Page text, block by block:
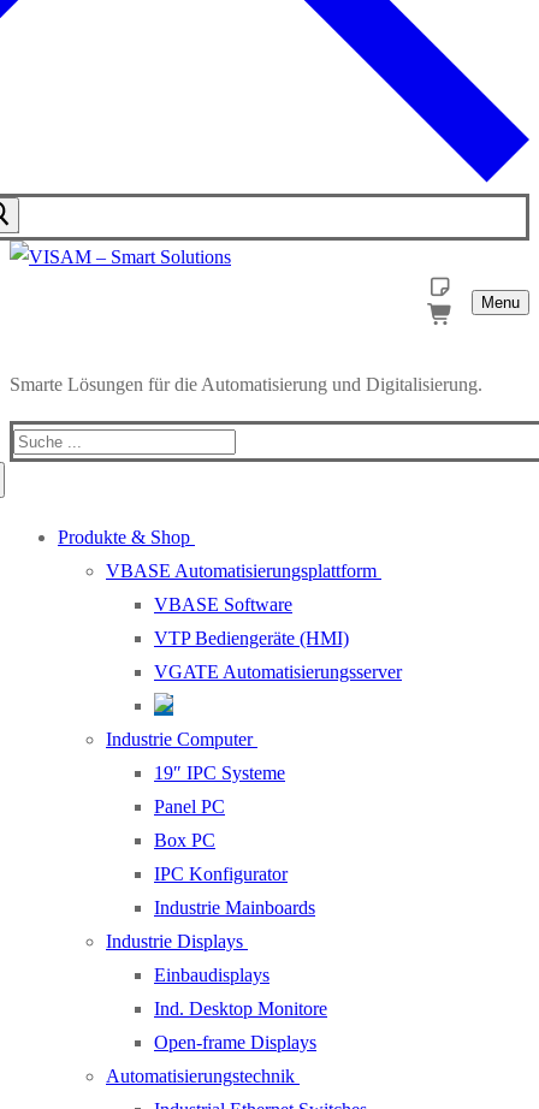
Menu
Smarte Lösungen für die Automatisierung und Digitalisierung.
Produkte & Shop
VBASE Automatisierungsplattform
VBASE Software
VTP Bediengeräte (HMI)
VGATE Automatisierungsserver
Industrie Computer
19″ IPC Systeme
Panel PC
Box PC
IPC Konfigurator
Industrie Mainboards
Industrie Displays
Einbaudisplays
Ind. Desktop Monitore
Open-frame Displays
Automatisierungstechnik